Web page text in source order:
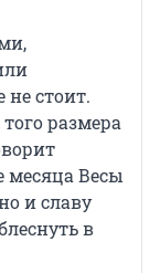
не стоит.
размера
месяца Весы
и славу
в